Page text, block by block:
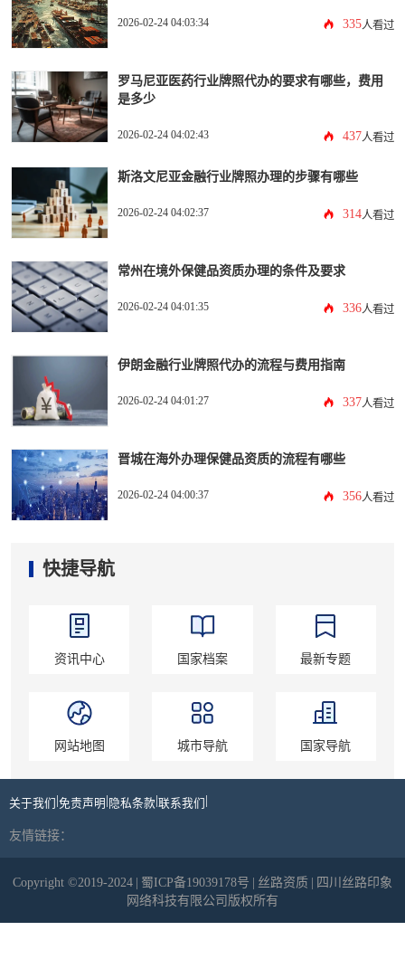
2026-02-24 04:03:34 335人看过
罗马尼亚医药行业牌照代办的要求有哪些，费用
是多少
2026-02-24 04:02:43 437人看过
斯洛文尼亚金融行业牌照办理的步骤有哪些
2026-02-24 04:02:37 314人看过
常州在境外保健品资质办理的条件及要求
2026-02-24 04:01:35 336人看过
伊朗金融行业牌照代办的流程与费用指南
2026-02-24 04:01:27 337人看过
晋城在海外办理保健品资质的流程有哪些
2026-02-24 04:00:37 356人看过
快捷导航
资讯中心 国家档案 最新专题
网站地图 城市导航 国家导航
关于我们 |免责声明 | 隐私条款|联系我们 |
友情链接：
Copyright ©2019-2024 | 蜀ICP备19039178号 | 丝路资质 | 四川丝路印象
网络科技有限公司版权所有